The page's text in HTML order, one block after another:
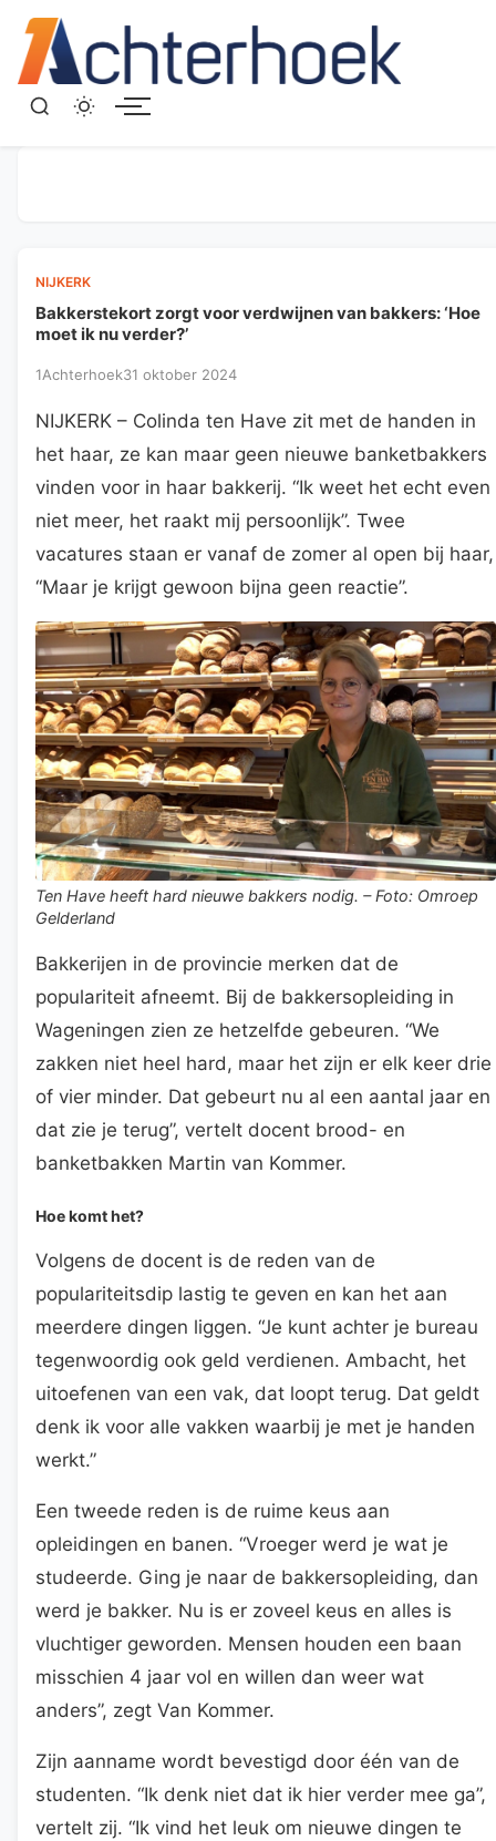
NIJKERK
Bakkerstekort zorgt voor verdwijnen van bakkers: ‘Hoe
moet ik nu verder?’
1Achterhoek31 oktober 2024
NIJKERK – Colinda ten Have zit met de handen in
het haar, ze kan maar geen nieuwe banketbakkers
vinden voor in haar bakkerij. “Ik weet het echt even
niet meer, het raakt mij persoonlijk”. Twee
vacatures staan er vanaf de zomer al open bij haar,
“Maar je krijgt gewoon bijna geen reactie”.
Ten Have heeft hard nieuwe bakkers nodig. – Foto: Omroep
Gelderland
Bakkerijen in de provincie merken dat de
populariteit afneemt. Bij de bakkersopleiding in
Wageningen zien ze hetzelfde gebeuren. “We
zakken niet heel hard, maar het zijn er elk keer drie
of vier minder. Dat gebeurt nu al een aantal jaar en
dat zie je terug”, vertelt docent brood- en
banketbakken Martin van Kommer.
Hoe komt het?
Volgens de docent is de reden van de
populariteitsdip lastig te geven en kan het aan
meerdere dingen liggen. “Je kunt achter je bureau
tegenwoordig ook geld verdienen. Ambacht, het
uitoefenen van een vak, dat loopt terug. Dat geldt
denk ik voor alle vakken waarbij je met je handen
werkt.”
Een tweede reden is de ruime keus aan
opleidingen en banen. “Vroeger werd je wat je
studeerde. Ging je naar de bakkersopleiding, dan
werd je bakker. Nu is er zoveel keus en alles is
vluchtiger geworden. Mensen houden een baan
misschien 4 jaar vol en willen dan weer wat
anders”, zegt Van Kommer.
Zijn aanname wordt bevestigd door één van de
studenten. “Ik denk niet dat ik hier verder mee ga”,
vertelt zij. “Ik vind het leuk om nieuwe dingen te